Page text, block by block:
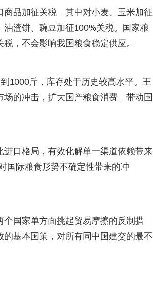
品加征关税，其中对小麦、玉米加征
渣饼、豌豆加征100%关税。国家粮
，不会影响我国粮食稳定供应。
1000斤，库存处于历史较高水平。王
的冲击，扩大国产粮食消费，带动国
口格局，有效化解单一渠道依赖带来
国际粮食形势不确定性带来的冲
国家单方面挑起贸易摩擦的反制措
基本国策，对所有同中国建交的最不